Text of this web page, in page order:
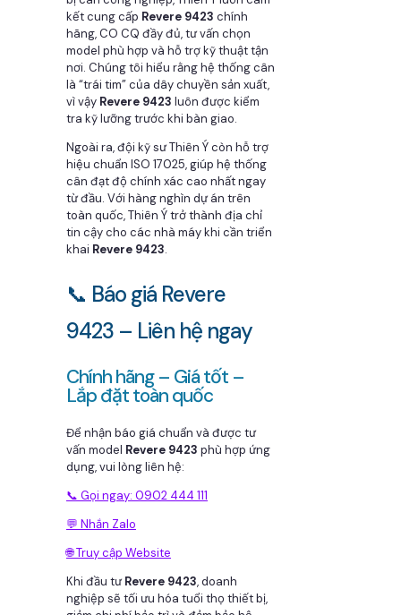
kết cung cấp Revere 9423 chính
hãng, CO CQ đầy đủ, tư vấn chọn
model phù hợp và hỗ trợ kỹ thuật tận
nơi. Chúng tôi hiểu rằng hệ thống cân
là “trái tim” của dây chuyền sản xuất,
vì vậy Revere 9423 luôn được kiểm
tra kỹ lưỡng trước khi bàn giao.
Ngoài ra, đội kỹ sư Thiên Ý còn hỗ trợ
hiệu chuẩn ISO 17025, giúp hệ thống
cân đạt độ chính xác cao nhất ngay
từ đầu. Với hàng nghìn dự án trên
toàn quốc, Thiên Ý trở thành địa chỉ
tin cậy cho các nhà máy khi cần triển
khai Revere 9423.
📞 Báo giá Revere
9423 – Liên hệ ngay
Chính hãng – Giá tốt –
Lắp đặt toàn quốc
Để nhận báo giá chuẩn và được tư
vấn model Revere 9423 phù hợp ứng
dụng, vui lòng liên hệ:
📞 Gọi ngay: 0902 444 111
💬 Nhắn Zalo
🌐 Truy cập Website
Khi đầu tưRevere 9423, doanh
nghiệp sẽ tối ưu hóa tuổi thọ thiết bị,